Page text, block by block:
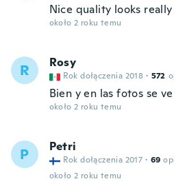
Nice quality looks really
około 2 roku temu
R Rosy
Rok dołączenia 2018 · 572
Bien y en las fotos se
około 2 roku temu
P Petri
Rok dołączenia 2017 · 69
około 2 roku temu